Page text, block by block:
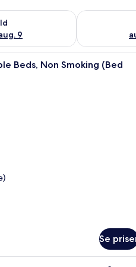
9
i kveld, aug. 8 - aug. 9
Sjekk
Beds, Non Smoking (Bed
Se